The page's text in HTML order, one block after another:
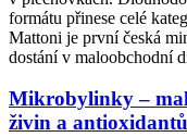
formátu přinese celé
Mattoni je první česká
dostání v maloobchodní
Mikrobylinky –
živin a antioxidantů